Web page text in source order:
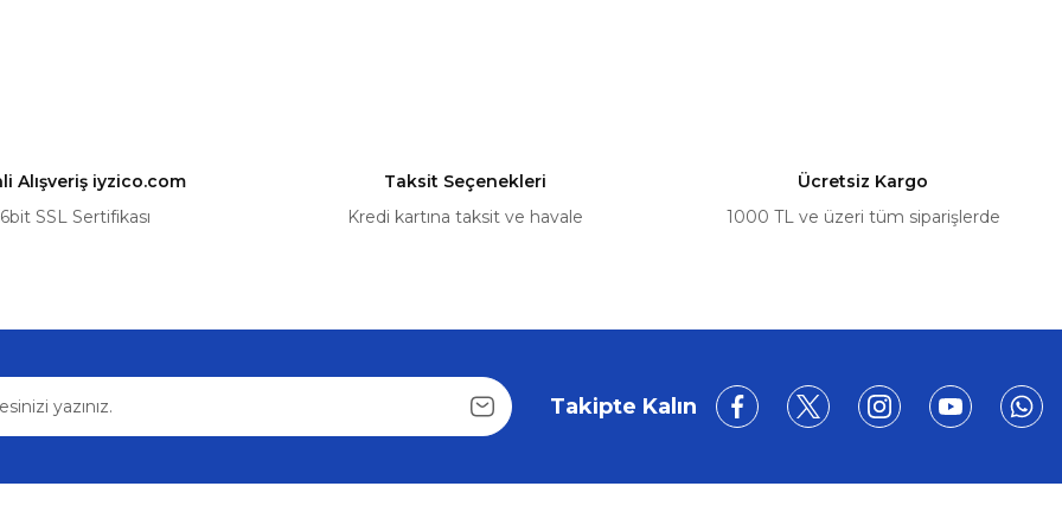
Alışveriş iyzico.com
SSL Sertifikası
Taksit Seçenekleri
Kredi kartına taksit ve havale
Ücretsiz Kargo
1000 TL ve üzeri tüm siparişlerde
Takipte Kalın